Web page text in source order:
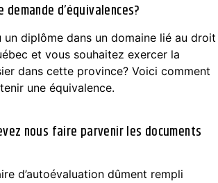
d’équivalences?
un diplôme dans un domaine lié au droit
et vous souhaitez exercer la
dans cette province? Voici comment
une équivalence.
nous faire parvenir les documents
d’autoévaluation dûment rempli